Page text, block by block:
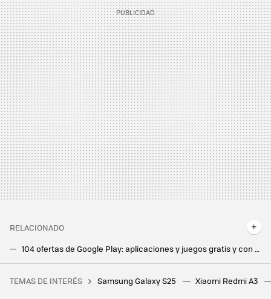
RELACIONADO
89 ofertas de Google Play: aplicaciones y juegos gratis y con grandes descuentos por poco tiempo
28 autoras para informarse y reflexionar sobre videojuegos
TEMAS DE INTERÉS Samsung Galaxy S25 Xiaomi Redmi A3